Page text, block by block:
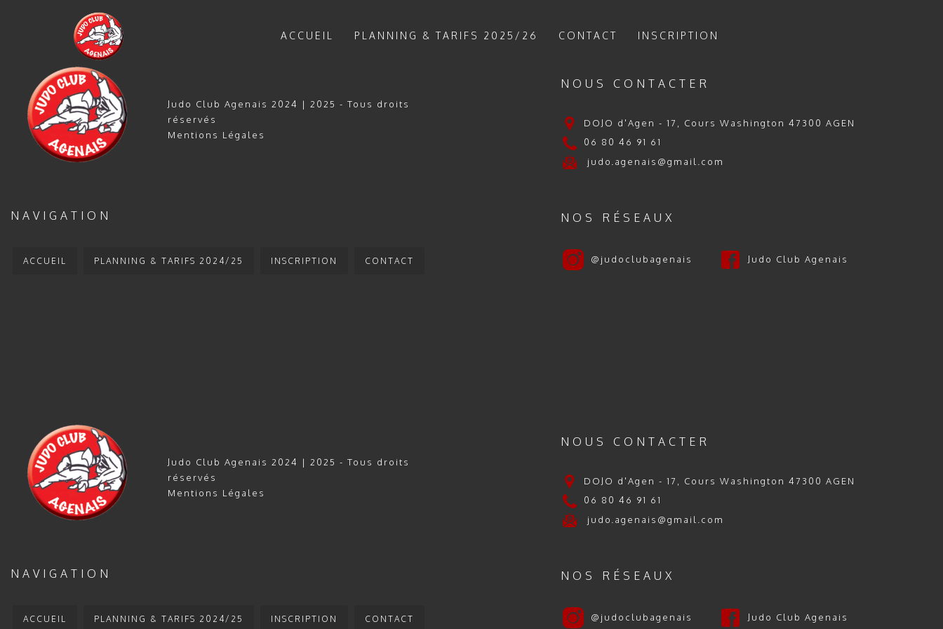
ACCUEIL PLANNING & TARIFS 2025/26 CONTACT INSCRIPTION
Judo Club Agenais 2024 | 2025 - Tous droits
réservés
Mentions Légales
NOUS CONTACTER
DOJO d'Agen - 17, Cours Washington 47300 AGEN
06 80 46 91 61
judo.agenais@gmail.com
NAVIGATION
ACCUEIL PLANNING & TARIFS 2024/25 INSCRIPTION CONTACT
NOS RÉSEAUX
@judoclubagenais Judo Club Agenais
Judo Club Agenais 2024 | 2025 - Tous droits
réservés
Mentions Légales
NOUS CONTACTER
DOJO d'Agen - 17, Cours Washington 47300 AGEN
06 80 46 91 61
judo.agenais@gmail.com
NAVIGATION
ACCUEIL PLANNING & TARIFS 2024/25 INSCRIPTION CONTACT
NOS RÉSEAUX
@judoclubagenais Judo Club Agenais